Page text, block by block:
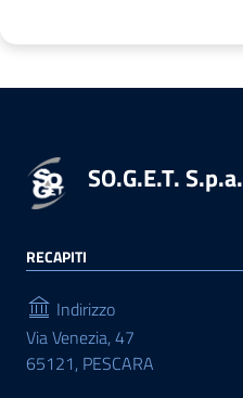
SO.G.E.T. S.p.a.
RECAPITI
Indirizzo
Via Venezia, 47
65121, PESCARA